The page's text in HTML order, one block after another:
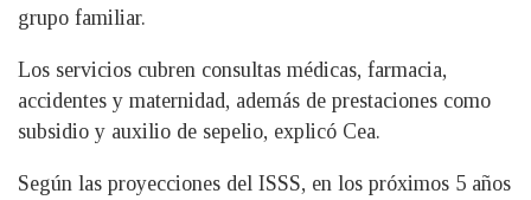
grupo familiar.
Los servicios cubren consultas médicas, farmacia,
accidentes y maternidad, además de prestaciones como
subsidio y auxilio de sepelio, explicó Cea.
Según las proyecciones del ISSS, en los próximos 5 años